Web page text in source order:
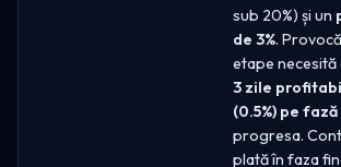
sub 20%) și un
de 3%.
etape necesită
3 zile
(0.5%) pe fază
progresa.
plată în faza